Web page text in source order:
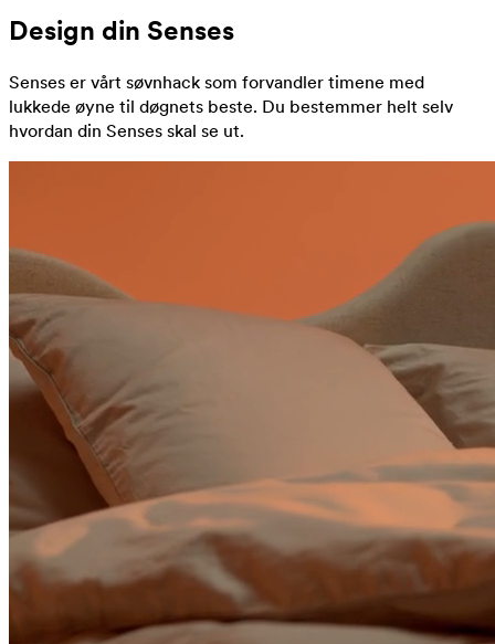
Design din Senses
Senses er vårt søvnhack som forvandler timene med
lukkede øyne til døgnets beste. Du bestemmer helt selv
hvordan din Senses skal se ut.